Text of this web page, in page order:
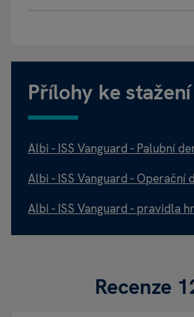
Přílohy ke stažení
Albi - ISS Vanguard - Palubní
Albi - ISS Vanguard - Operační
Albi - ISS Vanguard - pravidla
Recenze